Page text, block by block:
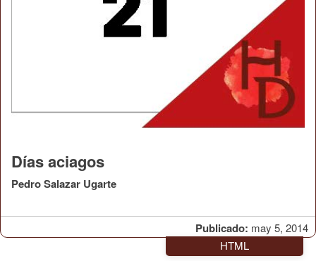
Publicado: may 5, 2014
Días aciagos
Pedro Salazar Ugarte
HTML